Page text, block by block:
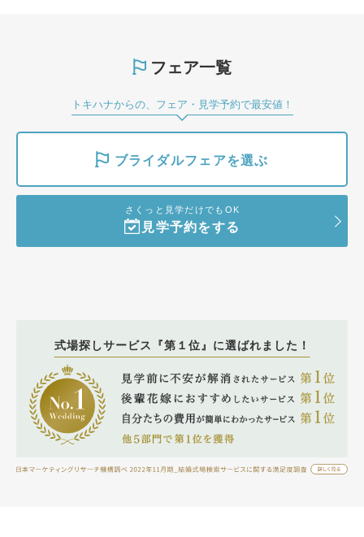
フェア一覧
トキハナからの、フェア・見学予約で最安値！
ブライダルフェアを選ぶ
さくっと見学だけでもOK
見学予約をする
式場探しサービス『第１位』に選ばれました！